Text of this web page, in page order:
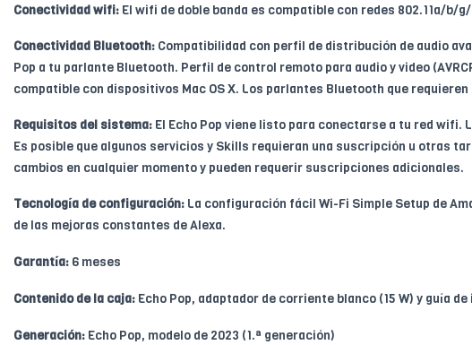
Conectividad wifi: El wifi de doble banda es compatible con redes 802.11a/
Conectividad Bluetooth: Compatibilidad con perfil de distribución de audio
Pop a tu parlante Bluetooth. Perfil de control remoto para audio y video
compatible con dispositivos Mac OS X. Los parlantes Bluetooth que requieren
Requisitos del sistema: El Echo Pop viene listo para conectarse a tu red wifi.
Es posible que algunos servicios y Skills requieran una suscripción u otras
cambios en cualquier momento y pueden requerir suscripciones adicionales.
Tecnología de configuración: La configuración fácil Wi-Fi Simple Setup de
de las mejoras constantes de Alexa.
Garantía: 6 meses
Contenido de la caja: Echo Pop, adaptador de corriente blanco (15 W) y guía
Generación: Echo Pop, modelo de 2023 (1.ª generación)